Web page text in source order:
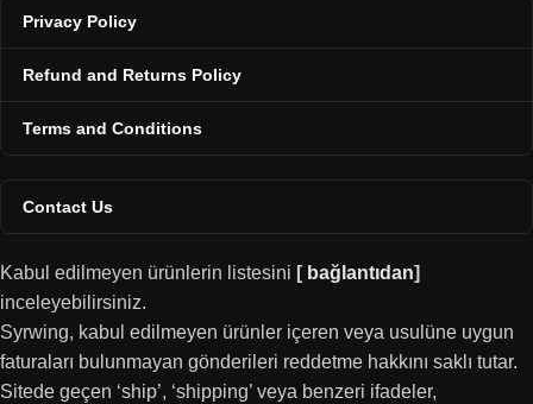
Privacy Policy
Refund and Returns Policy
Terms and Conditions
Contact Us
Kabul edilmeyen ürünlerin listesini [ bağlantıdan]
inceleyebilirsiniz.
Syrwing, kabul edilmeyen ürünler içeren veya usulüne uygun
faturaları bulunmayan gönderileri reddetme hakkını saklı tutar.
Sitede geçen ‘ship’, ‘shipping’ veya benzeri ifadeler,